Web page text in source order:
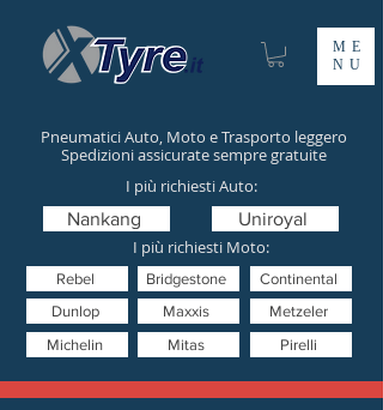
ME
NU
Pneumatici Auto, Moto e Trasporto leggero
Spedizioni assicurate sempre gratuite
I più richiesti Moto:
Mitas
Nankang
Pirelli
Uniroyal
Metzeler
Dunlop
Bridgestone Continental
Michelin
Rebel
I più richiesti Auto:
Maxxis